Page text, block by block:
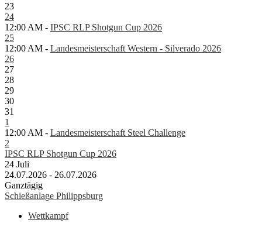
23
24
12:00 AM - IPSC RLP Shotgun Cup 2026
25
12:00 AM - Landesmeisterschaft Western - Silverado 2026
26
27
28
29
30
31
1
12:00 AM - Landesmeisterschaft Steel Challenge
2
IPSC RLP Shotgun Cup 2026
24 Juli
24.07.2026 - 26.07.2026
Ganztägig
Schießanlage Philippsburg
Wettkampf